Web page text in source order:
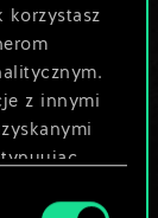
korzystasz
z innymi